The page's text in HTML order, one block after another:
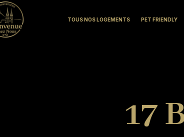
TOUS NOS LOGEMENTS PET FRIENDLY
17